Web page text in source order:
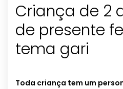
Criança de 2
de presente
tema gari
Toda criança tem um